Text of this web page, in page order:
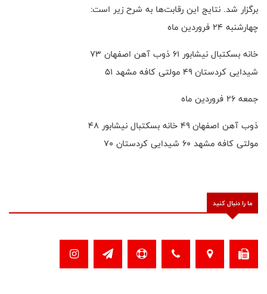
برگزار شد. نتایج این رقابت‌ها به شرح زیر است:
چهارشنبه ۲۴ فروردین ماه
خانه بسکتبال نیشابور ۶۱ ذوب آهن اصفهان ۷۳
شیدایی کردستان ۴۹ مولتی کافه مشهد ۵۱
جمعه ۲۶ فروردین ماه
ذوب آهن اصفهان ۴۹ خانه بسکتبال نیشابور ۴۸
مولتی کافه مشهد ۶۰ شیدایی کردستان ۷۰
ما را دنبال کنید